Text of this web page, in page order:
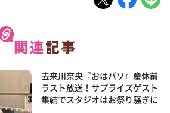
去来川奈央『おはパソ』産休前
ラスト放送！サプライズゲスト
集結でスタジオはお祭り騒ぎに